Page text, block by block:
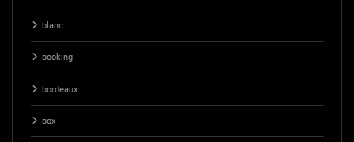
blanc
booking
bordeaux
box